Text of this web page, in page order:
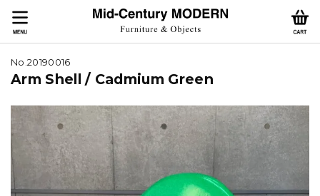
No.20190016
Arm Shell / Cadmium Green